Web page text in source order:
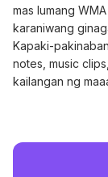
mas lumang
karaniwang
Kapaki-
notes, music
kailangan ng